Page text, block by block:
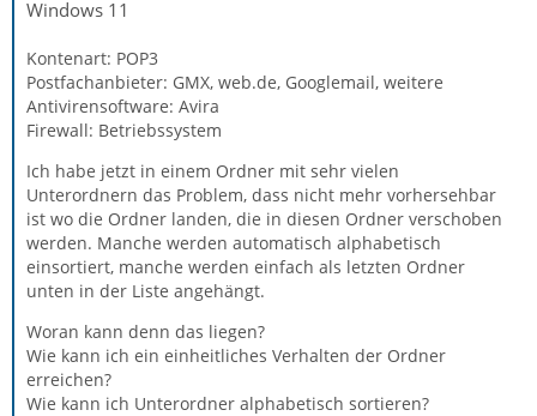
Windows 11
Kontenart: POP3
Postfachanbieter: GMX, web.de, Googlemail, weitere
Antivirensoftware: Avira
Firewall: Betriebssystem
Ich habe jetzt in einem Ordner mit sehr vielen
Unterordnern das Problem, dass nicht mehr vorhersehbar
ist wo die Ordner landen, die in diesen Ordner verschoben
werden. Manche werden automatisch alphabetisch
einsortiert, manche werden einfach als letzten Ordner
unten in der Liste angehängt.
Woran kann denn das liegen?
Wie kann ich ein einheitliches Verhalten der Ordner
erreichen?
Wie kann ich Unterordner alphabetisch sortieren?